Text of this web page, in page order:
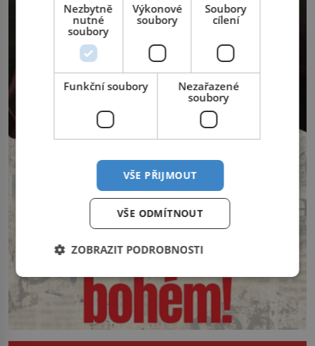
Nezbytně
nutné
soubory
Výkonové
soubory
Soubory
cílení
Funkční soubory
Nezařazené
soubory
VŠE PŘIJMOUT
VŠE ODMÍTNOUT
ZOBRAZIT PODROBNOSTI